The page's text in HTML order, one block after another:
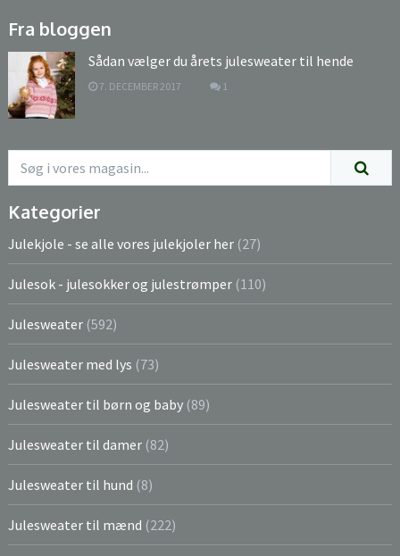
Fra bloggen
Sådan vælger du årets julesweater til hende
7. DECEMBER 2017 1
Kategorier
Julekjole - se alle vores julekjoler her (27)
Julesok - julesokker og julestrømper (110)
Julesweater (592)
Julesweater med lys (73)
Julesweater til børn og baby (89)
Julesweater til damer (82)
Julesweater til hund (8)
Julesweater til mænd (222)